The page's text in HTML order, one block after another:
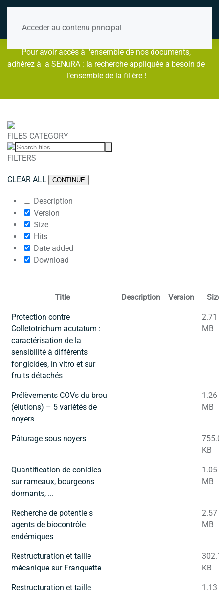
Accéder au contenu principal
Pour avoir accès à l'ensemble de nos documents,
adhérez à la SENuRA : la recherche appliquée a besoin de
l’ensemble de la filière !
FILES CATEGORY
FILTERS
CLEAR ALL CONTINUE
Description
Version
Size
Hits
Date added
Download
Title Description Version
Protection contre
Colletotrichum acutatum :
caractérisation de la
sensibilité à différents
fongicides, in vitro et sur
fruits détachés
2.71
MB
Prélèvements COVs du brou
(élutions) – 5 variétés de
noyers
1.26
MB
Pâturage sous noyers
KB
Quantification de conidies
sur rameaux, bourgeons
dormants, ...
1.05
MB
Recherche de potentiels
agents de biocontrôle
endémiques
2.57
MB
Restructuration et taille
mécanique sur Franquette
KB
Restructuration et taille
1.13